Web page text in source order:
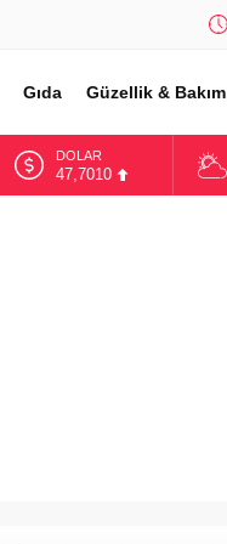
Gıda Güzellik & Bakım
DOLAR
47,7010